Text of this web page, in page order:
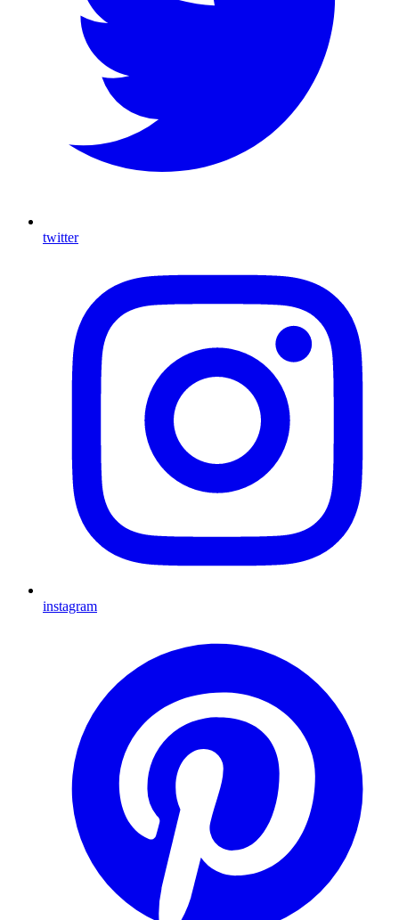
twitter
instagram